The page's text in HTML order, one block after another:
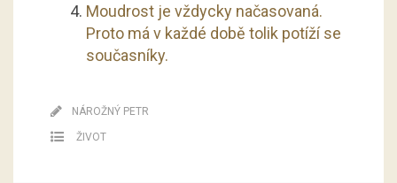
Moudrost je vždycky načasovaná.
Proto má v každé době tolik potíží se
současníky.
NÁROŽNÝ PETR
ŽIVOT